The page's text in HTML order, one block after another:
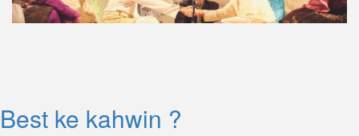
Best ke kahwin ?